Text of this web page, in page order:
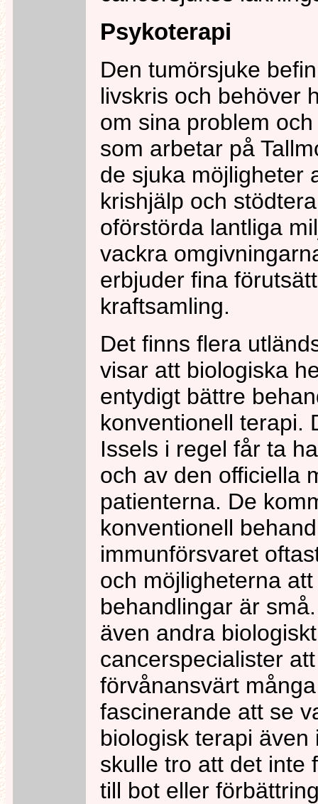
Psykoterapi
Den tumörsjuke
livskris och behöver
om sina problem
som arbetar på
de sjuka möjligheter
krishjälp och
oförstörda lantliga
vackra
erbjuder fina
kraftsamling.
Det finns flera
visar att biologiska
entydigt bättre
konventionell terapi.
Issels i regel får ta
och av den officiella
patienterna. De
konventionell
immunförsvaret
och möjligheterna
behandlingar är
även andra
cancerspecialister
förvånansvärt
fascinerande att se
biologisk terapi
skulle tro att det inte
till bot eller